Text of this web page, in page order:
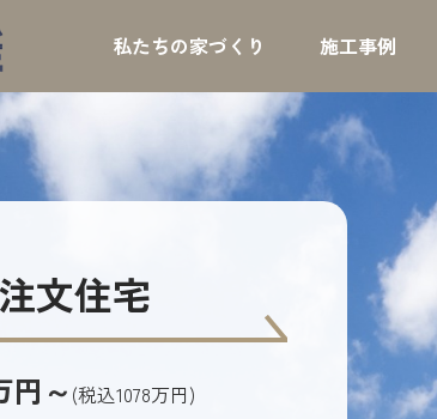
私たちの家づくり 施工事例
文住宅
円～ (税込1078万円)